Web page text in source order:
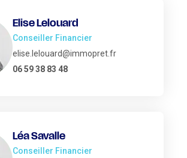
Elise Lelouard
Conseiller Financier
elise.lelouard@immopret.fr
06 59 38 83 48
Léa Savalle
Conseiller Financier